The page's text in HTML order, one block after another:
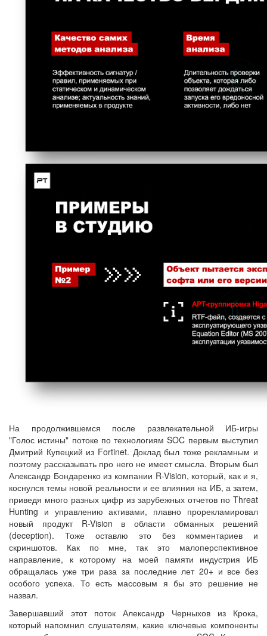
На продолжившемся после развлекательной ИБ-игры
"Голос истины" потоке по технологиям SOC первым выступил
Дмитрий Купецкий из Fortinet. Доклад был тоже рекламным и
поэтому рассказывать про него не имеет смысла. Вторым был
Александр Бондаренко из компании R-Vision, который, как и я,
коснулся темы новой реальности и ее влияния на ИБ, а затем,
приведя много разных цифр из зарубежных отчетов по Threat
Hunting и управлению активами, плавно прорекламировал
новый продукт R-Vision в области обманных решений
(deception). Тоже оставлю это без комментариев и
скриншотов. Как по мне, так это малоперспективное
направление, к которому на моей памяти индустрия ИБ
обращалась уже три раза за последние лет 20+ и все без
особого успеха. То есть массовым я бы это решение не
назвал.
Завершавший этот поток Александр Черныхов из Крока,
который напомнил слушателям, какие ключевые компоненты